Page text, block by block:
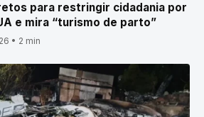
para restringir cidadania por
e mira “turismo de parto”
• 2 min